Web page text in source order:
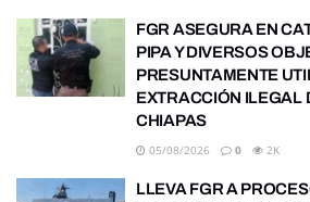
FGR ASEGURA EN
PIPA Y DIVERSOS
PRESUNTAMENTE
EXTRACCIÓN ILEGAL
CHIAPAS
05/08/2026 0 2K
LLEVA FGR A